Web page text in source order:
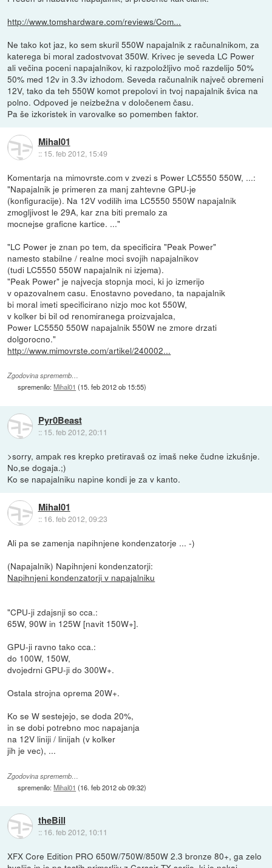
http://www.tomshardware.com/reviews/Com...
Ne tako kot jaz, ko sem skuril 550W napajalnik z računalnikom, za
katerega bi moral zadostvovat 350W. Krivec je seveda LC Power
ali večina poceni napajalnikov, ki razpoložljivo moč razdelijo 50%
50% med 12v in 3.3v izhodom. Seveda računalnik največ obremeni
12V, tako da teh 550W komot prepolovi in tvoj napajalnik švica na
polno. Odpoved je neizbežna v določenem času.
Pa še izkoristek in varovalke so pomemben faktor.
Mihal01
:: 15. feb 2012, 15:49
Komentarja na mimovrste.com v zvezi s Power LC5550 550W, ...:
"Napajalnik je primeren za manj zahtevne GPU-je
(konfiguracije). Na 12V vodilih ima LC5550 550W napajalnik
zmogljivost le 29A, kar zna biti premalo za
mocnejse graficne kartice. ..."
"LC Power je znan po tem, da specificira "Peak Power"
namesto stabilne / realne moci svojih napajalnikov
(tudi LC5550 550W napajalnik ni izjema).
"Peak Power" je najvecja stopnja moci, ki jo izmerijo
v opazovalnem casu. Enostavno povedano, ta napajalnik
bi moral imeti specificirano nizjo moc kot 550W,
v kolker bi bil od renomiranega proizvajalca,
Power LC5550 550W napajalnik 550W ne zmore drzati
dolgorocno."
http://www.mimovrste.com/artikel/240002...
Zgodovina sprememb…
spremenilo:Mihal01 (15. feb 2012 ob 15:55)
Pyr0Beast
:: 15. feb 2012, 20:11
>sorry, ampak res krepko pretiravaš oz imaš neke čudne izkušnje.
No,se dogaja.;)
Ko se napajalniku napine kondi je za v kanto.
Mihal01
:: 16. feb 2012, 09:23
Ali pa se zamenja napihnjene kondenzatorje ... -)
(Napajalnik) Napihnjeni kondenzatorji:
Napihnjeni kondenzatorji v napajalniku
"CPU-ji zdajsnji so cca.:
65W, 90W in 125W [navit 150W+].
GPU-ji ravno tako cca.:
do 100W, 150W,
dvojedrni GPU-ji do 300W+.
Ostala strojna oprema 20W+.
Ko se W sestejejo, se doda 20%,
in se dobi potrebno moc napajanja
na 12V liniji / linijah (v kolker
jih je vec), ...
Zgodovina sprememb…
spremenilo:Mihal01 (16. feb 2012 ob 09:32)
theBill
:: 16. feb 2012, 10:11
XFX Core Edition PRO 650W/750W/850W 2.3 bronze 80+, ga zelo